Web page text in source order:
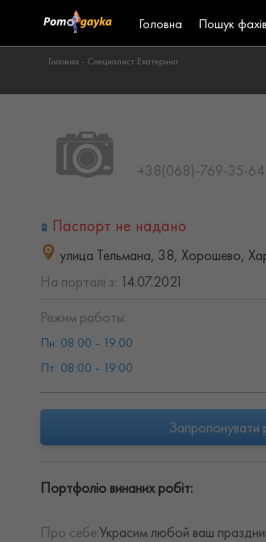
Головна Пошук
Головна - Специалист Екатерина
+38(068)-769-35-64
Паспорт не надано
улица Тельмана, 38, Хорошево,
На порталі з: 14.07.2021
Режим работы:
Пн: 08:00 - 19:00
Пт: 08:00 - 19:00
Запропонувати
Портфоліо винаних робіт:
Про себе:Украсим любой ваш